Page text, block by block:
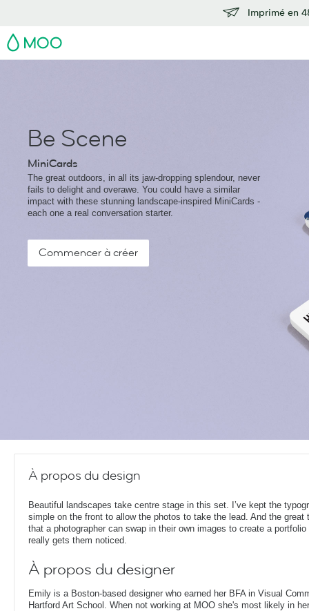
Imprimé en
MOO
Be Scene
MiniCards
The great outdoors, in all its jaw-dropping splendour, never
fails to delight and overawe. You could have a similar
impact with these stunning landscape-inspired MiniCards -
each one a real conversation starter.
Commencer à créer
À propos du design
Beautiful landscapes take centre stage in this set. I’ve kept the
simple on the front to allow the photos to take the lead. And the great
that a photographer can swap in their own images to create a portfolio
really gets them noticed.
À propos du designer
Emily is a Boston-based designer who earned her BFA in Visual
Hartford Art School. When not working at MOO she's most likely in